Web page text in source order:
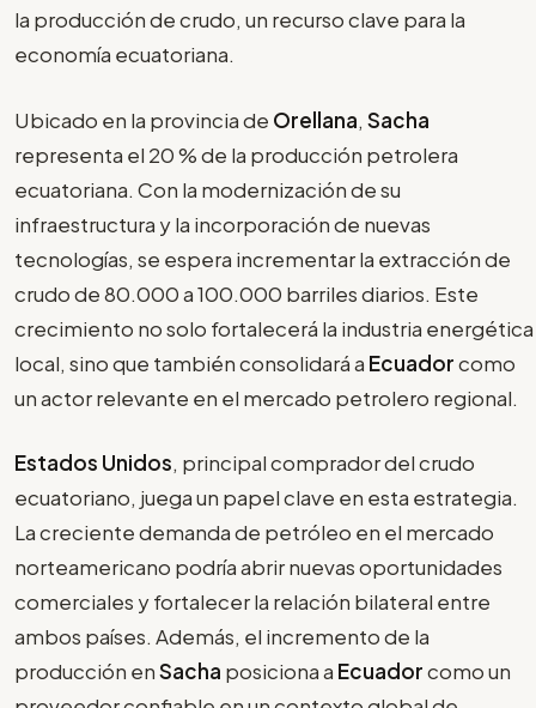
la producción de crudo, un recurso clave para la
economía ecuatoriana.
Ubicado en la provincia de Orellana, Sacha
representa el 20 % de la producción petrolera
ecuatoriana. Con la modernización de su
infraestructura y la incorporación de nuevas
tecnologías, se espera incrementar la extracción de
crudo de 80.000 a 100.000 barriles diarios. Este
crecimiento no solo fortalecerá la industria energética
local, sino que también consolidará a Ecuadorcomo
un actor relevante en el mercado petrolero regional.
Estados Unidos, principal comprador del crudo
ecuatoriano, juega un papel clave en esta estrategia.
La creciente demanda de petróleo en el mercado
norteamericano podría abrir nuevas oportunidades
comerciales y fortalecer la relación bilateral entre
ambos países. Además, el incremento de la
producción enSacha posiciona a Ecuadorcomo un